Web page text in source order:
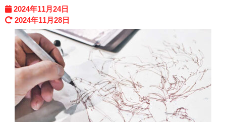
2024年11月24日
2024年11月28日